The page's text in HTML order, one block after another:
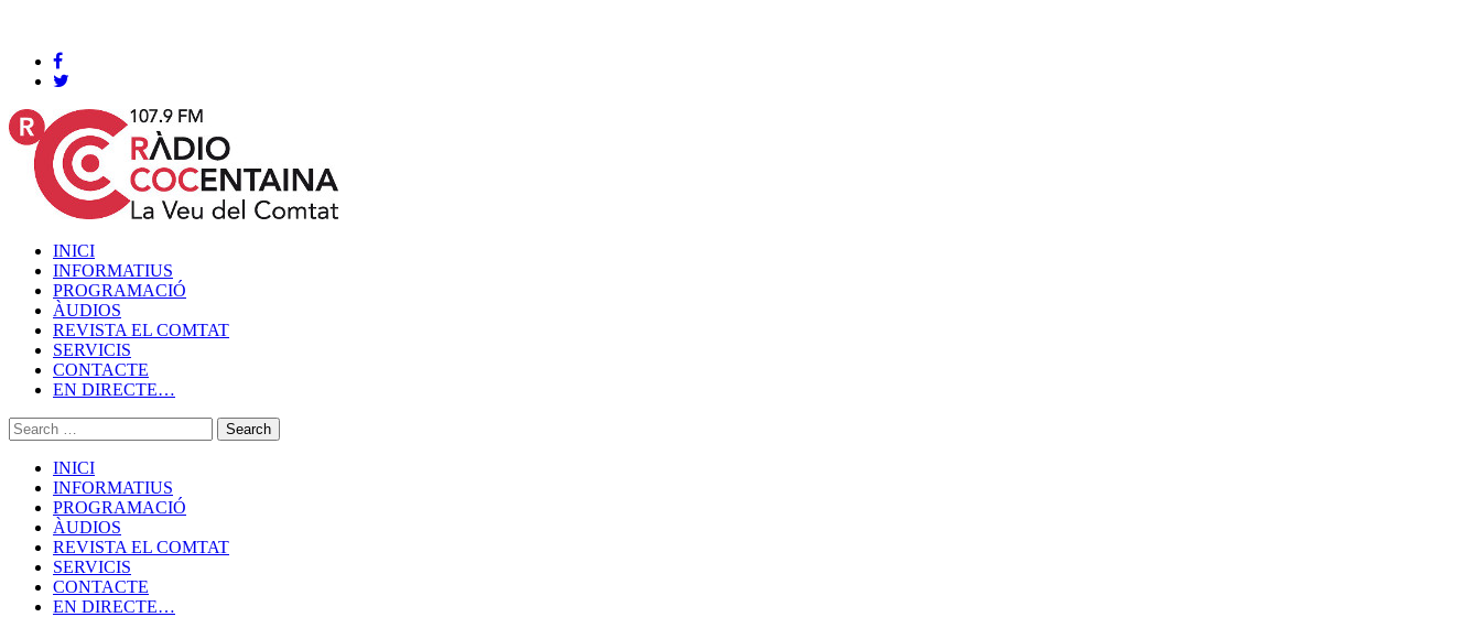
INICI
INFORMATIUS
PROGRAMACIÓ
ÀUDIOS
REVISTA EL COMTAT
SERVICIS
CONTACTE
EN DIRECTE…
INICI
INFORMATIUS
PROGRAMACIÓ
ÀUDIOS
REVISTA EL COMTAT
SERVICIS
CONTACTE
EN DIRECTE…